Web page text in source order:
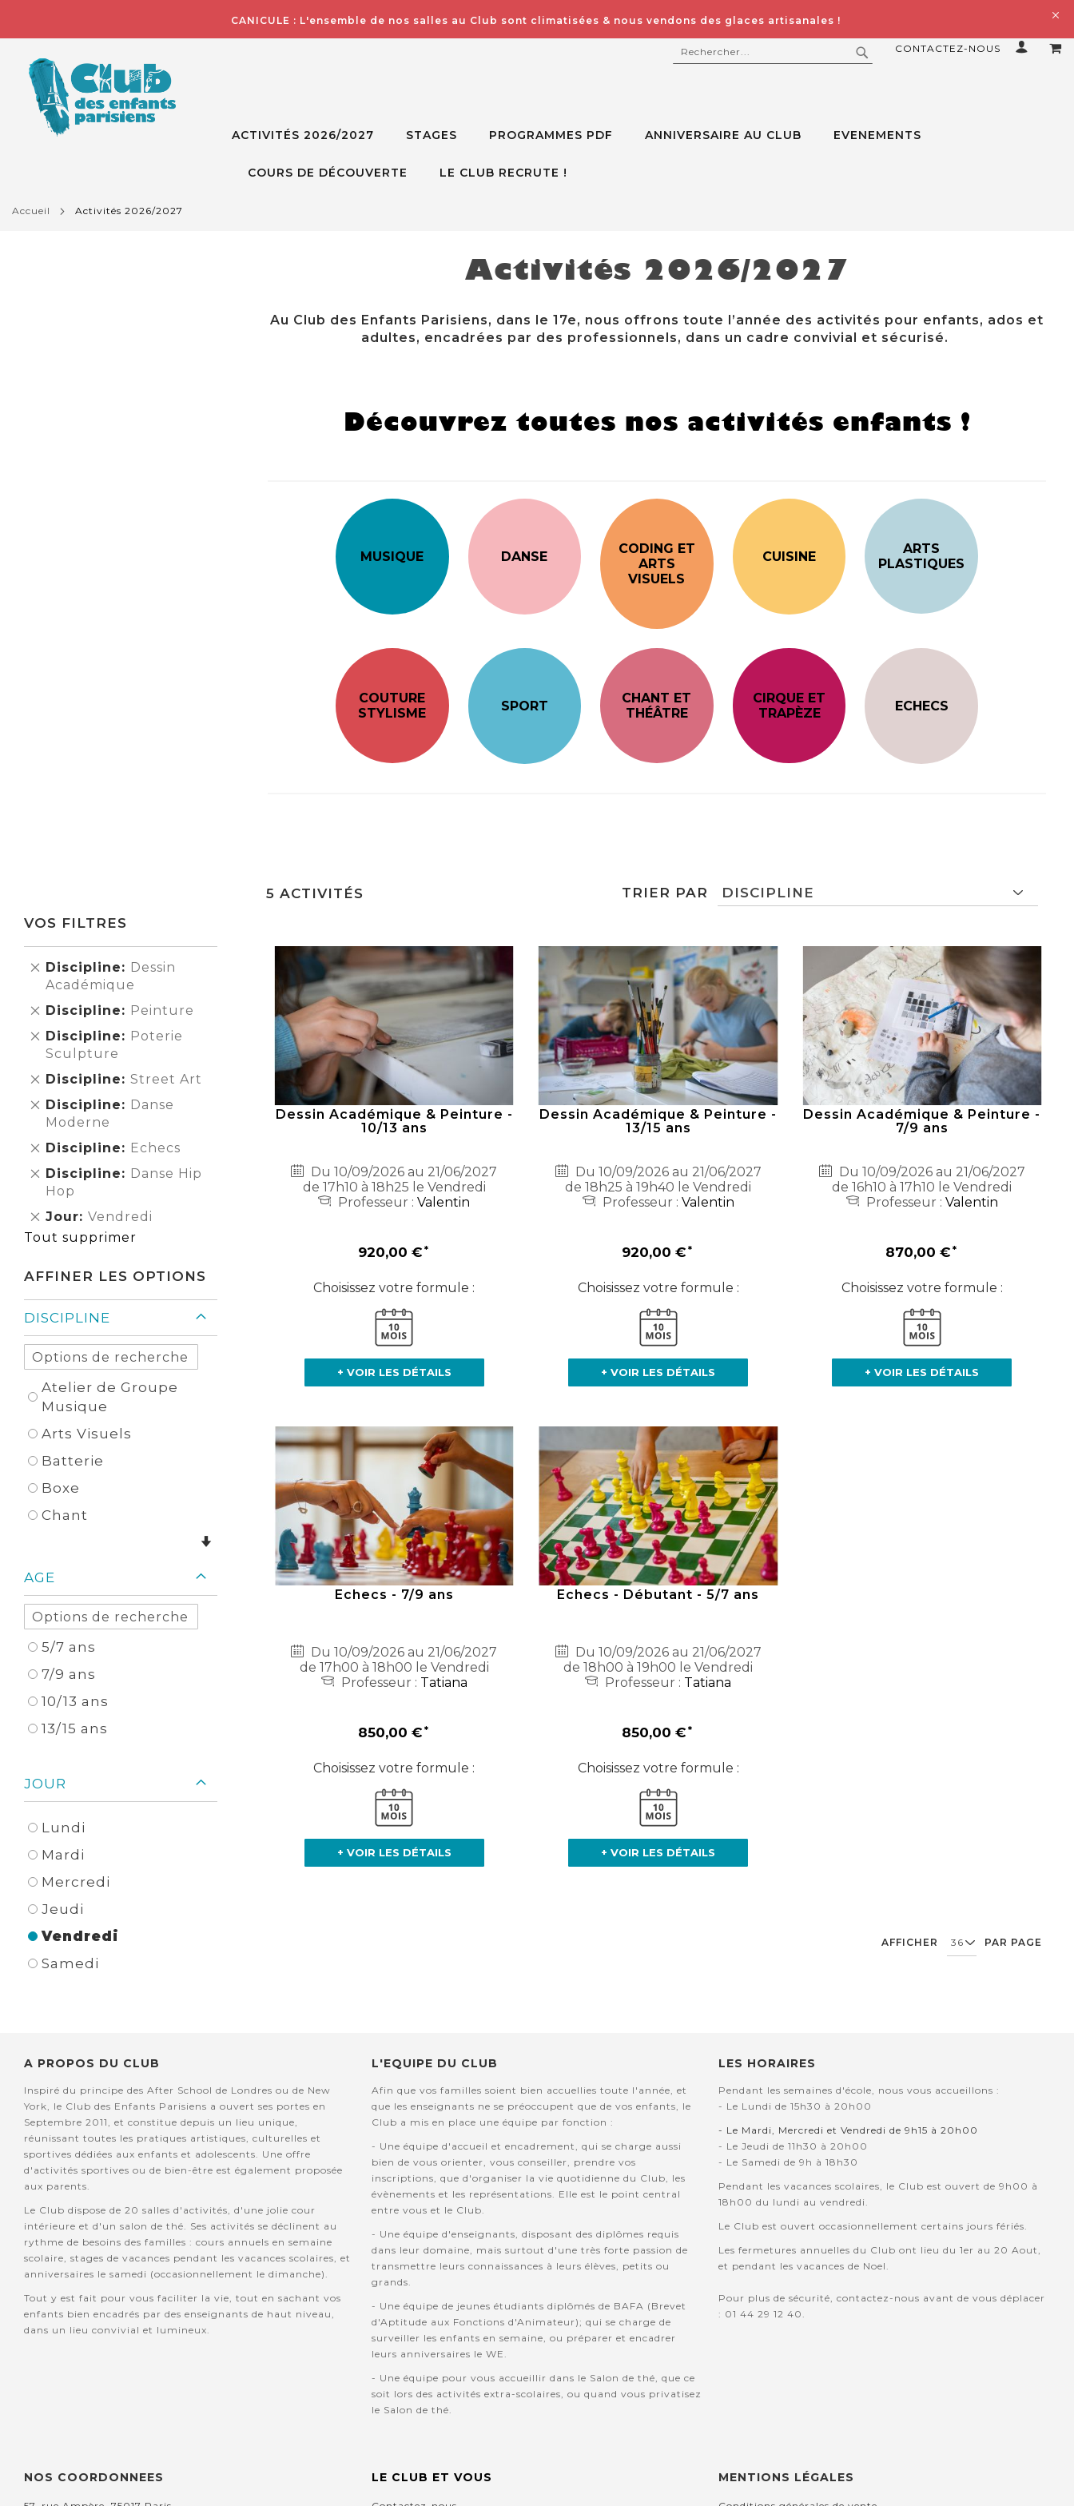
CANICULE : L'ensemble de nos salles au Club sont climatisées & nous vendons des glaces artisanales !
CONTACTEZ-NOUS
RECHERCHER
ACTIVITÉS 2026/2027 STAGES PROGRAMMES PDF ANNIVERSAIRE AU CLUB EVENEMENTS
COURS DE DÉCOUVERTE LE CLUB RECRUTE !
accueil activités 2026/2027
Activités 2026/2027
Au Club des Enfants Parisiens, dans le 17e, nous offrons toute l’année des activités pour enfants, ados et
adultes, encadrées par des professionnels, dans un cadre convivial et sécurisé.
Découvrez toutes nos activités enfants !
MUSIQUE DANSE
CODING ET
ARTS
VISUELS
CUISINE
ARTS
PLASTIQUES
COUTURE
STYLISME
SPORT
CHANT ET
THÉÂTRE
CIRQUE ET
TRAPÈZE
ECHECS
5 ACTIVITÉS TRIER PAR
Dessin Académique & Peinture -
10/13 ans
Du 10/09/2026 au 21/06/2027
de 17h10 à 18h25 le Vendredi
Professeur :Valentin
920,00 €
Choisissez votre formule :
+ VOIR LES DÉTAILS
Dessin Académique & Peinture -
13/15 ans
Du 10/09/2026 au 21/06/2027
de 18h25 à 19h40 le Vendredi
Professeur : Valentin
920,00 €
Choisissez votre formule :
+ VOIR LES DÉTAILS
Dessin Académique & Peinture -
7/9 ans
Du 10/09/2026 au 21/06/2027
de 16h10 à 17h10 le Vendredi
Professeur : Valentin
870,00 €
Choisissez votre formule :
+ VOIR LES DÉTAILS
Echecs - 7/9 ans
Du 10/09/2026 au 21/06/2027
de 17h00 à 18h00 le Vendredi
Professeur : Tatiana
850,00 €
Choisissez votre formule :
+ VOIR LES DÉTAILS
Echecs - Débutant - 5/7 ans
Du 10/09/2026 au 21/06/2027
de 18h00 à 19h00 le Vendredi
Professeur : Tatiana
850,00 €
Choisissez votre formule :
+ VOIR LES DÉTAILS
AFFICHER PAR PAGE
VOS FILTRES
Discipline
Dessin
Académique
Supprimer
cet
Élément
Discipline Peinture
Supprimer
cet
Élément
Discipline
Poterie
Sculpture
Supprimer
cet
Élément
Discipline Street Art
Supprimer
cet
Élément
Discipline
Danse
Moderne
Supprimer
cet
Élément
Discipline Echecs
Supprimer
cet
Élément
Discipline
Danse Hip
Hop
Supprimer
cet
Jour Vendredi
Supprimer
cet
Tout supprimer
AFFINER LES OPTIONS
DISCIPLINE
Atelier de Groupe
Musique
Arts Visuels
Batterie
Boxe
Chant
AGE
5/7 ans
7/9 ans
10/13 ans
13/15 ans
JOUR
Lundi
Mardi
Mercredi
Jeudi
Vendredi
Samedi
A PROPOS DU CLUB
Inspiré du principe des After School de Londres ou de New
York, le Club des Enfants Parisiens a ouvert ses portes en
Septembre 2011, et constitue depuis un lieu unique,
réunissant toutes les pratiques artistiques, culturelles et
sportives dédiées aux enfants et adolescents. Une offre
d'activités sportives ou de bien-être est également proposée
aux parents.
Le Club dispose de 20 salles d'activités, d'une jolie cour
intérieure et d'un salon de thé. Ses activités se déclinent au
rythme de besoins des familles : cours annuels en semaine
scolaire, stages de vacances pendant les vacances scolaires, et
anniversaires le samedi (occasionnellement le dimanche).
Tout y est fait pour vous faciliter la vie, tout en sachant vos
enfants bien encadrés par des enseignants de haut niveau,
dans un lieu convivial et lumineux.
L'EQUIPE DU CLUB
Afin que vos familles soient bien accuellies toute l'année, et
que les enseignants ne se préoccupent que de vos enfants, le
Club a mis en place une équipe par fonction :
- Une équipe d'accueil et encadrement, qui se charge aussi
bien de vous orienter, vous conseiller, prendre vos
inscriptions, que d'organiser la vie quotidienne du Club, les
évènements et les représentations. Elle est le point central
entre vous et le Club.
- Une équipe d'enseignants, disposant des diplômes requis
dans leur domaine, mais surtout d'une très forte passion de
transmettre leurs connaissances à leurs élèves, petits ou
grands.
- Une équipe de jeunes étudiants diplômés de BAFA (Brevet
d'Aptitude aux Fonctions d'Animateur); qui se charge de
surveiller les enfants en semaine, ou préparer et encadrer
leurs anniversaires le WE.
- Une équipe pour vous accueillir dans le Salon de thé, que ce
soit lors des activités extra-scolaires, ou quand vous privatisez
le Salon de thé.
LES HORAIRES
Pendant les semaines d'école, nous vous accueillons :
- Le Lundi de 15h30 à 20h00
- Le Mardi, Mercredi et Vendredi de 9h15 à 20h00
- Le Jeudi de 11h30 à 20h00
- Le Samedi de 9h à 18h30
Pendant les vacances scolaires, le Club est ouvert de 9h00 à
18h00 du lundi au vendredi.
Le Club est ouvert occasionnellement certains jours fériés.
Les fermetures annuelles du Club ont lieu du 1er au 20 Aout,
et pendant les vacances de Noel.
Pour plus de sécurité, contactez-nous avant de vous déplacer
: 01 44 29 12 40.
NOS COORDONNEES LE CLUB ET VOUS MENTIONS LÉGALES